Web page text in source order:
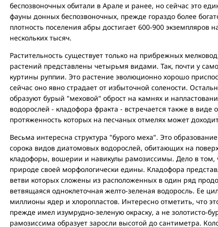
беспозвоночных обитали в Арале и ранее, но сейчас это
фауны донных беспозвоночных, прежде гораздо более
плотность поселения абры достигает 600-900 экземпляров
нескольких тысяч.
Растительность существует только на прибрежных
растений представлены четырьмя видами. Так, почти у
куртины руппии. Это растение эволюционно хорошо
сейчас оно явно страдает от избыточной солености.
образуют бурый "меховой" оброст на камнях и
водорослей - кладофора фракта - встречается также в
протяженность которых на песчаных отмелях может
Весьма интересна структура "бурого меха". Это
сорока видов диатомовых водорослей, обитающих на
кладофоры, вошерии и навикулы рамозиссимы. Дело в том,
природе своей морфологически едины. Кладофора
ветви которых сложены из расположенных в один ряд
ветвящаяся одноклеточная желто-зеленая водоросль. Ее
миллионы ядер и хлоропластов. Интересно отметить, что
прежде имел изумрудно-зеленую окраску, а не золотисто-
рамозиссима образует заросли высотой до сантиметра.